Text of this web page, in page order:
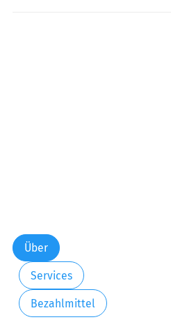
Über
Services
Bezahlmittel